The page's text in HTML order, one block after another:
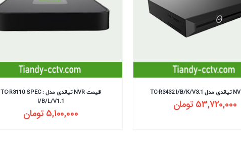
53,720,000تومان
قیمت NVR تیاندی مدل TC-R3110 SPEC :
I/B/L/V1.1
5,100,000تومان